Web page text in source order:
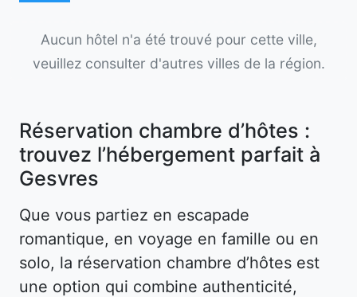
Aucun hôtel n'a été trouvé pour cette ville,
veuillez consulter d'autres villes de la région.
Réservation chambre d’hôtes :
trouvez l’hébergement parfait à
Gesvres
Que vous partiez en escapade
romantique, en voyage en famille ou en
solo, la réservation chambre d’hôtes est
une option qui combine authenticité,